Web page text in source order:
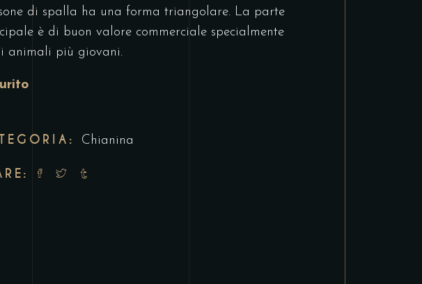
di spalla ha una forma triangolare. La parte
è di buon valore commerciale specialmente
animali più giovani.
Chianina